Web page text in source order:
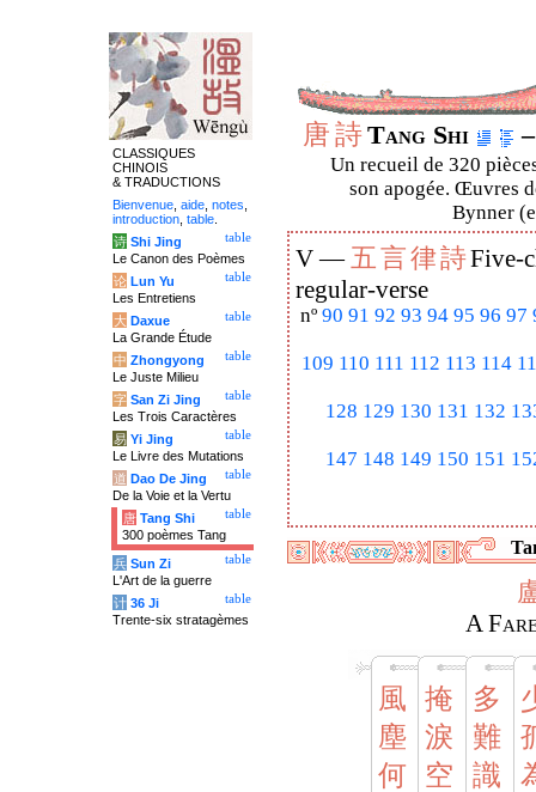
唐詩Tang Shi
Un recueil de 320
son apogée. Œuvres
Bynner
V —五言律詩Five-
regular-verse
nº 90 91 92 93 94 95 96 97
109 110 111 112 113 114
128 129 130 131 132
147 148 149 150 151
A
風
塵
何
掩
淚
空
多
難
識
CLASSIQUES
CHINOIS
& TRADUCTIONS
Bienvenue aide notes
introduction table
table
诗 Shi Jing
Le Canon des Poèmes
table
论 Lun Yu
Les Entretiens
table
大 Daxue
La Grande Étude
table
中 Zhongyong
Le Juste Milieu
table
字 San Zi Jing
Les Trois Caractères
table
易 Yi Jing
Le Livre des Mutations
table
道 Dao De Jing
De la Voie et la Vertu
table
唐 Tang Shi
300 poèmes Tang
table
兵 Sun Zi
L'Art de la guerre
table
计 36 Ji
Trente-six stratagèmes